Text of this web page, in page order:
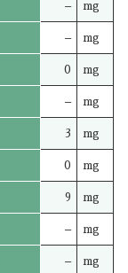
– mg
– mg
0 mg
– mg
3 mg
0 mg
9 mg
– mg
– mg